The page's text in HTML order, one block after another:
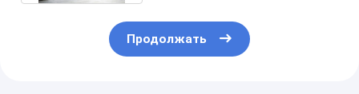
Продолжать